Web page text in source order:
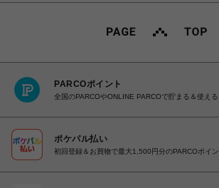
PARCOポイント
全国のPARCOやONLINE PARCOで貯まる＆使える
ポケパル払い
初回登録＆お買物で最大1,500円分のPARCOポイ